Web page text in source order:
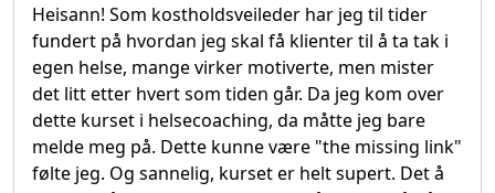
Heisann! Som kostholdsveileder har jeg til tider
fundert på hvordan jeg skal få klienter til å ta tak i
egen helse, mange virker motiverte, men mister
det litt etter hvert som tiden går. Da jeg kom over
dette kurset i helsecoaching, da måtte jeg bare
melde meg på. Dette kunne være "the missing link"
følte jeg. Og sannelig, kurset er helt supert. Det å